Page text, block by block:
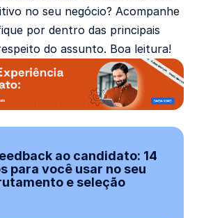
no seu negócio? Acompanhe
por dentro das principais
do assunto. Boa leitura!
ao candidato: 14
para você usar no seu
e seleção